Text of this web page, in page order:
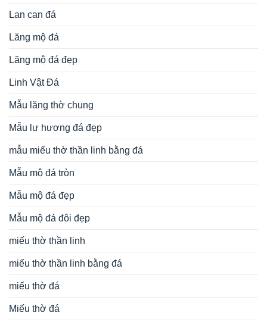
Lan can đá
Lăng mộ đá
Lăng mộ đá đẹp
Linh Vật Đá
Mẫu lăng thờ chung
Mẫu lư hương đá đẹp
mẫu miếu thờ thần linh bằng đá
Mẫu mộ đá tròn
Mẫu mộ đá đẹp
Mẫu mộ đá đôi đẹp
miếu thờ thần linh
miếu thờ thần linh bằng đá
miếu thờ đá
Miếu thờ đá